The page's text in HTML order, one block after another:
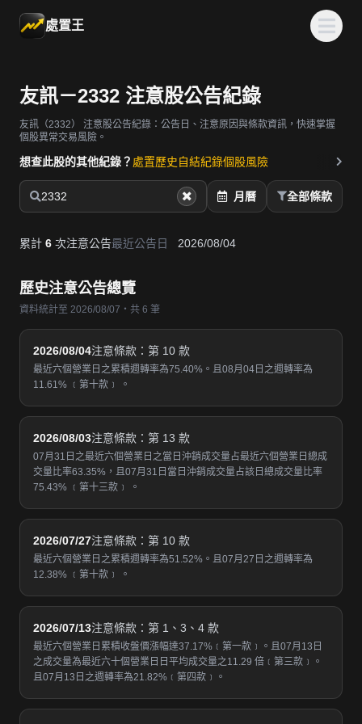
處置王
友訊－2332 注意股公告紀錄
友訊（2332）
注意股公告紀錄：公告日、注意原因與條款資訊，快速掌握
個股異常交易風險。
想查此股的其他紀錄？ 處置歷史自結紀錄個股風險
2332 月曆 全部條款
累計 6 次注意公告最近公告日 2026/08/04
歷史注意公告總覽
資料統計至 2026/08/07・共 6 筆
2026/08/04注意條款：第 10 款
最近六個營業日之累積週轉率為75.40%。且08月04日之週轉率為
11.61% ﹝第十款﹞ 。
2026/08/03注意條款：第 13 款
07月31日之最近六個營業日之當日沖銷成交量占最近六個營業日總成
交量比率63.35%，且07月31日當日沖銷成交量占該日總成交量比率
75.43% ﹝第十三款﹞ 。
2026/07/27注意條款：第 10 款
最近六個營業日之累積週轉率為51.52%。且07月27日之週轉率為
12.38% ﹝第十款﹞ 。
2026/07/13注意條款：第 1、3、4 款
最近六個營業日累積收盤價漲幅達37.17%﹝第一款﹞。且07月13日
之成交量為最近六十個營業日日平均成交量之11.29 倍﹝第三款﹞。
且07月13日之週轉率為21.82%﹝第四款﹞。